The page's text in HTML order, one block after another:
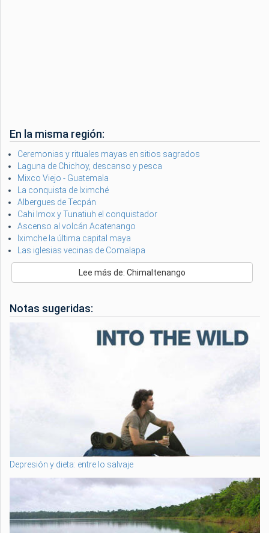
En la misma región:
Ceremonias y rituales mayas en sitios sagrados
Laguna de Chichoy, descanso y pesca
Mixco Viejo - Guatemala
La conquista de Iximché
Albergues de Tecpán
Cahi Imox y Tunatiuh el conquistador
Ascenso al volcán Acatenango
Iximche la última capital maya
Las iglesias vecinas de Comalapa
Lee más de: Chimaltenango
Notas sugeridas:
Depresión y dieta: entre lo salvaje